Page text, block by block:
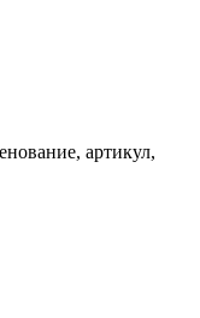
артикул,